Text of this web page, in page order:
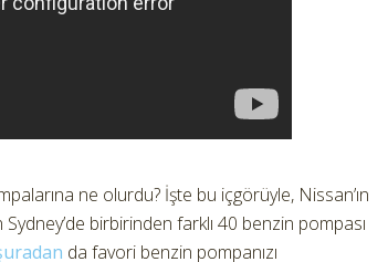
ne olurdu? İşte bu içgörüyle, Nissan’ın
Sydney’de birbirinden farklı 40 benzin pompası
da favori benzin pompanızı